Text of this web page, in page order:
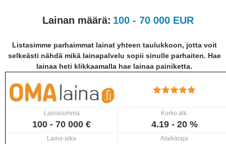
Lainan määrä: 100 - 70 000 EUR
Listasimme parhaimmat lainat yhteen taulukkoon, jotta voit
selkeästi nähdä mikä lainapalvelu sopii sinulle parhaiten. Hae
lainaa heti klikkaamalla hae lainaa painiketta.
Lainasumma
100 - 70 000 €
Korko alk.
4.19 - 20 %
Laina-aika Alaikäraja